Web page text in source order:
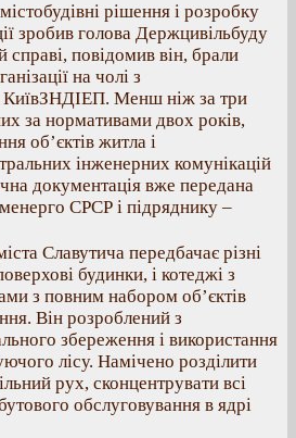
рішення і розробку
зробив голова Держцивільбуду
повідомив він, брали
на чолі з
КиївЗНДІЕП. Менш ніж за три
за нормативами двох років,
об’єктів житла і
інженерних комунікацій
документація вже передана
СРСР і підряднику –
Славутича передбачає різні
будинки, і котеджі з
з повним набором об’єктів
Він розроблений з
збереження і використання
лісу. Намічено розділити
рух, сконцентрувати всі
обслуговування в ядрі